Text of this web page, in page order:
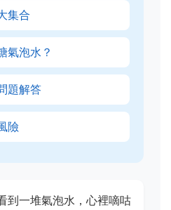
集合
氣泡水？
題解答
險
到一堆氣泡水，心裡嘀咕